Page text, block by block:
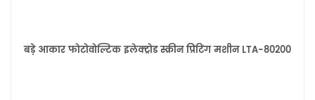
बड़े आकार फोटोवोल्टिक इलेक्ट्रोड स्क्रीन प्रिंटिंग मशीन LTA-80200